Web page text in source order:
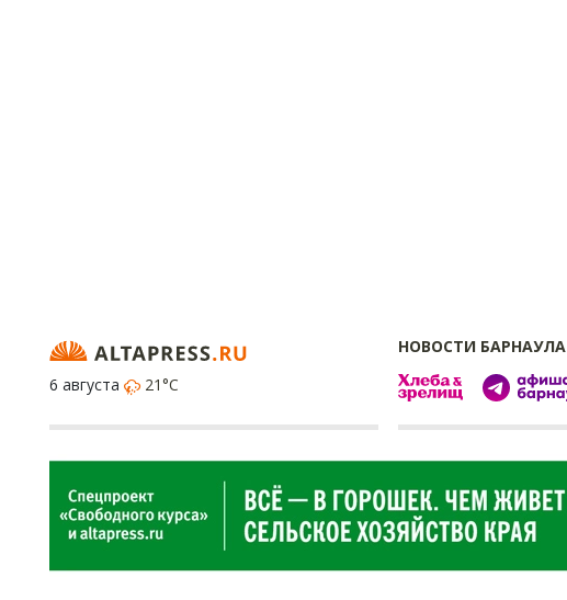
НОВОСТИ БАРНАУЛА
6 августа
21°C